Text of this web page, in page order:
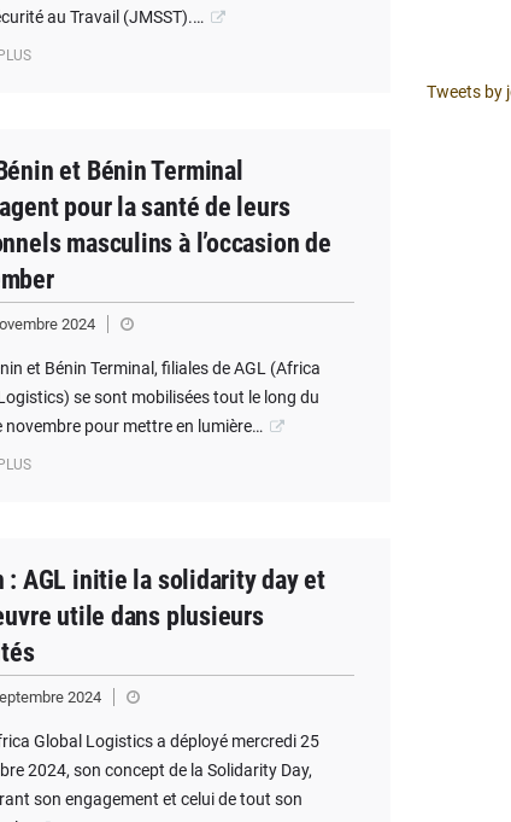
au Travail (JMSST).…
et Bénin Terminal
pour la santé de leurs
masculins à l’occasion de
2024
et Bénin Terminal, filiales de AGL (Africa
se sont mobilisées tout le long du
novembre pour mettre en lumière…
: AGL initie la solidarity day et
utile dans plusieurs
2024
Global Logistics a déployé mercredi 25
2024, son concept de la Solidarity Day,
son engagement et celui de tout son
Tweets by